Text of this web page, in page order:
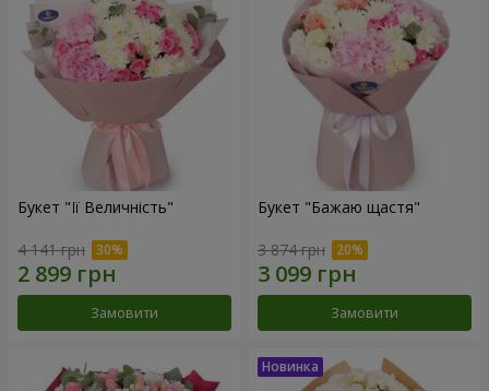
Букет "Її Величність"
4 141 грн
Замовити
Букет "Бажаю щастя"
3 874 грн
Замовити